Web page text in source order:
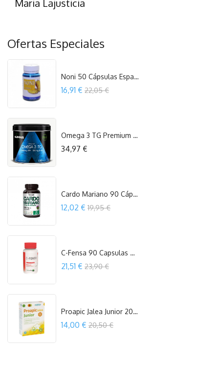
Maria Lajusticia
Ofertas Especiales
Noni 50 Cápsulas Espadiet
Precio
16,91 € 22,05 €
Omega 3 TG Premium 150 Cap. Aldous
Precio
34,97 €
Cardo Mariano 90 Cápsulas Vermont
Precio
12,02 € 19,95 €
C-Fensa 90 Capsulas Herbovita
Precio
21,51 € 23,90 €
Proapic Jalea Junior 20 Viales 10 Ml...
Precio
14,00 € 20,50 €